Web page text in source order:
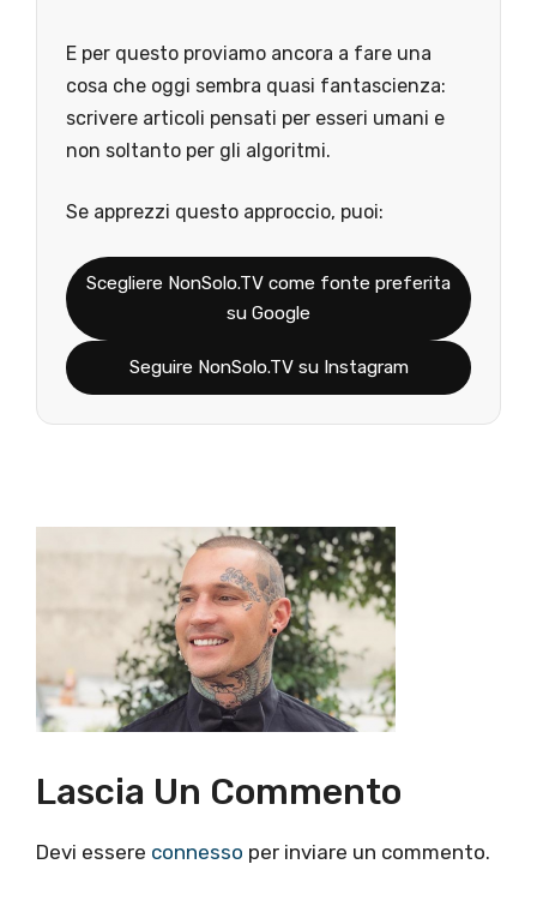
E per questo proviamo ancora a fare una
cosa che oggi sembra quasi fantascienza:
scrivere articoli pensati per esseri umani e
non soltanto per gli algoritmi.
Se apprezzi questo approccio, puoi:
Scegliere NonSolo.TV come fonte preferita
su Google
Seguire NonSolo.TV su Instagram
Lascia Un Commento
Devi essere connesso per inviare un commento.